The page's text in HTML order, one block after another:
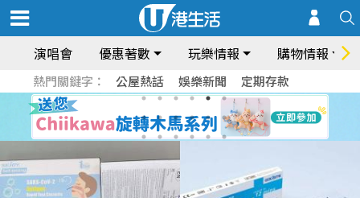
演唱會 優惠著數 玩樂情報 購物情報
熱門關鍵字： 公屋熱話 娛樂新聞 定期存款